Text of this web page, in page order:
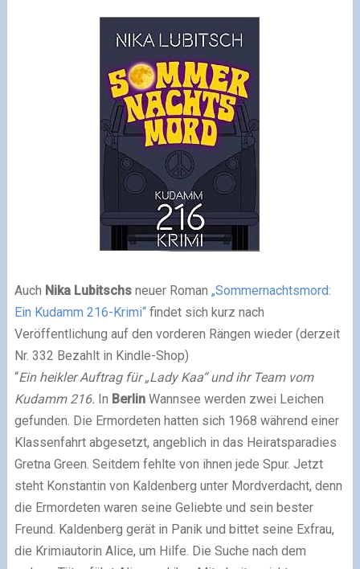
Auch Nika Lubitschsneuer Roman „Sommernachtsmord:
Ein Kudamm 216-Krimi“findet sich kurz nach
Veröffentlichung auf den vorderen Rängen wieder (derzeit
Nr. 332 Bezahlt in Kindle-Shop)
“Ein heikler Auftrag für „Lady Kaa“ und ihr Team vom
Kudamm 216. In BerlinWannsee werden zwei Leichen
gefunden. Die Ermordeten hatten sich 1968 während einer
Klassenfahrt abgesetzt, angeblich in das Heiratsparadies
Gretna Green. Seitdem fehlte von ihnen jede Spur. Jetzt
steht Konstantin von Kaldenberg unter Mordverdacht, denn
die Ermordeten waren seine Geliebte und sein bester
Freund. Kaldenberg gerät in Panik und bittet seine Exfrau,
die Krimiautorin Alice, um Hilfe. Die Suche nach dem